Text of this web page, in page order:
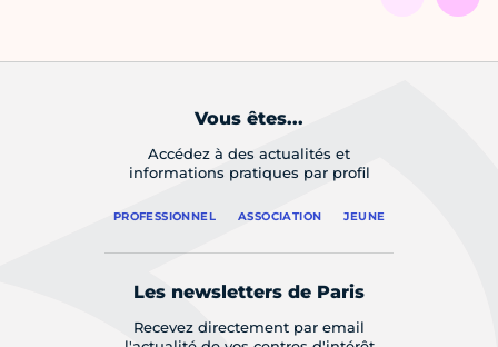
Vous êtes...
Accédez à des actualités et
informations pratiques par profil
PROFESSIONNEL ASSOCIATION JEUNE
Les newsletters de Paris
Recevez directement par email